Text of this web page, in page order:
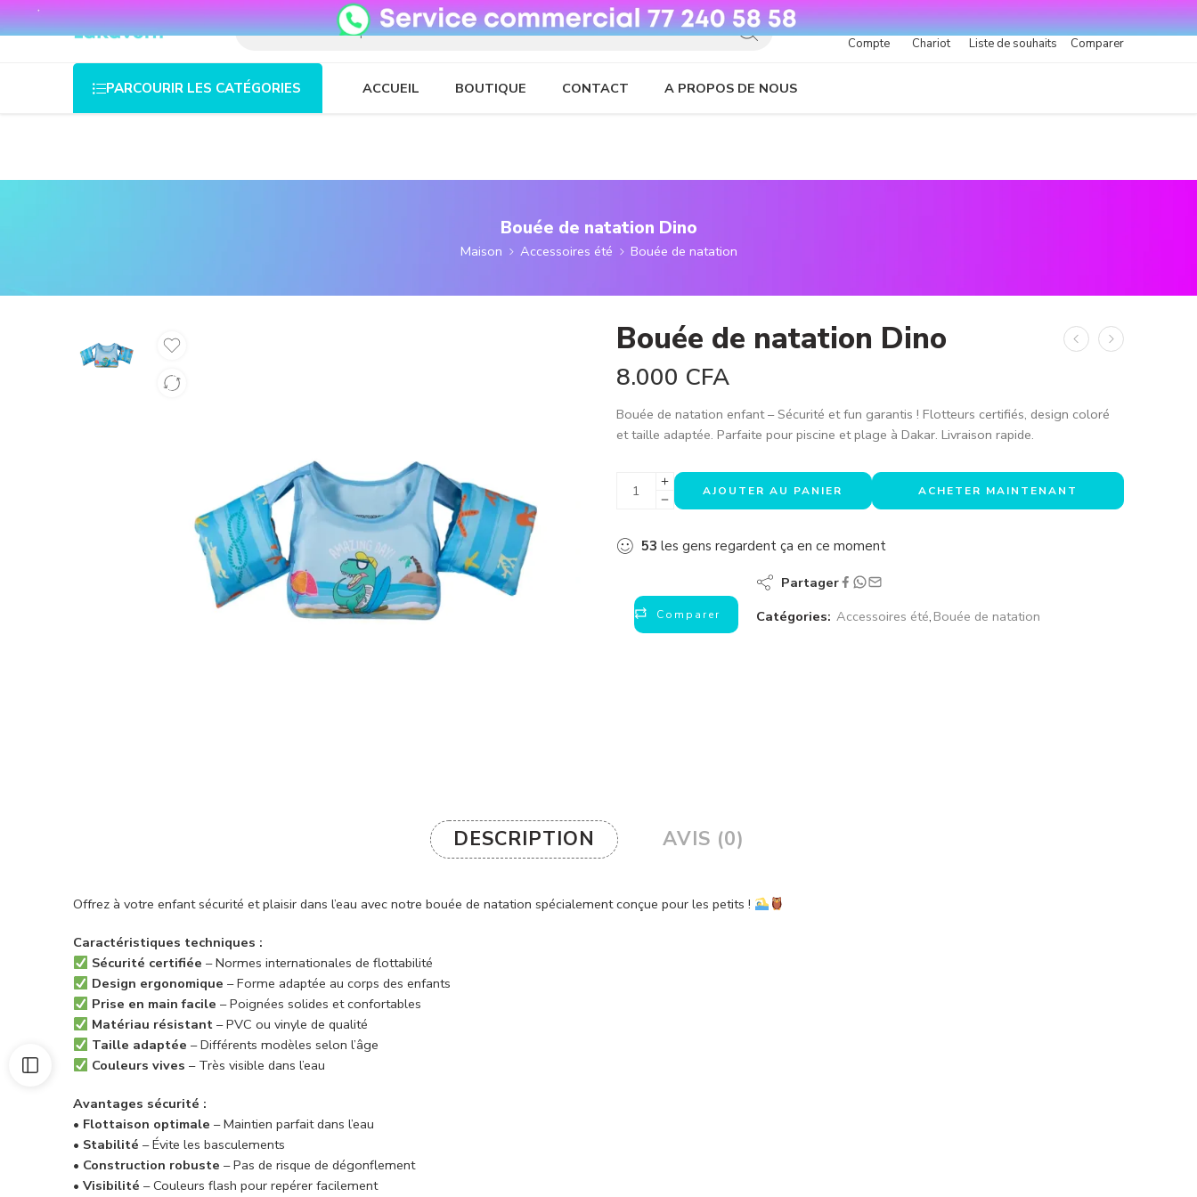
08o35epzeyex8vmjn04i2j4algz26o
Compte Chariot Liste de souhaits Comparer
PARCOURIR LES CATÉGORIES ACCUEIL BOUTIQUE CONTACT A PROPOS DE NOUS
Bouée de natation Dino
Maison Accessoires été Bouée de natation
Bouée de natation Dino
8.000 CFA
Bouée de natation enfant – Sécurité et fun garantis ! Flotteurs certifiés, design coloré
et taille adaptée. Parfaite pour piscine et plage à Dakar. Livraison rapide.
AJOUTER AU PANIER ACHETER MAINTENANT
53 les gens regardent ça en ce moment
Comparer
Partager
Catégories: Accessoires été, Bouée de natation
DESCRIPTION AVIS (0)
Offrez à votre enfant sécurité et plaisir dans l’eau avec notre bouée de natation spécialement conçue pour les petits !
Caractéristiques techniques :
Sécurité certifiée – Normes internationales de flottabilité
Design ergonomique – Forme adaptée au corps des enfants
Prise en main facile – Poignées solides et confortables
Matériau résistant– PVC ou vinyle de qualité
Taille adaptée – Différents modèles selon l’âge
Couleurs vives – Très visible dans l’eau
Avantages sécurité :
• Flottaison optimale – Maintien parfait dans l’eau
• Stabilité – Évite les basculements
• Construction robuste – Pas de risque de dégonflement
• Visibilité – Couleurs flash pour repérer facilement